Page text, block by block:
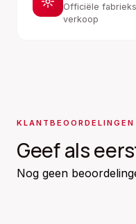
Officiële
verkoop
KLANTBEOORDELINGEN
Geef als
Nog geen